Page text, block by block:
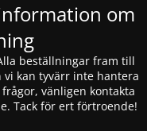
om
beställningar fram till
vi kan tyvärr inte hantera
vänligen kontakta
. Tack för ert förtroende!